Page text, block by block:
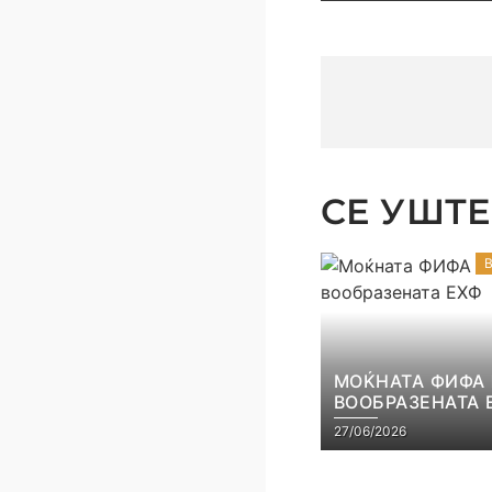
СЕ
МОЌНАТА ФИФА
ВООБРАЗЕНАТА
27/06/2026